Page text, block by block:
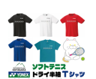
【LINE-26】【送料無
料】